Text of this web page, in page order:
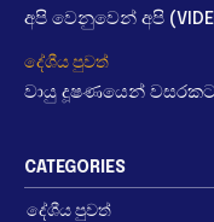
අපි වෙනුවෙන් අපි
දේශීය පුවත්
වායු දූෂණයෙන් වසරකට
CATEGORIES
දේශීය පුවත්